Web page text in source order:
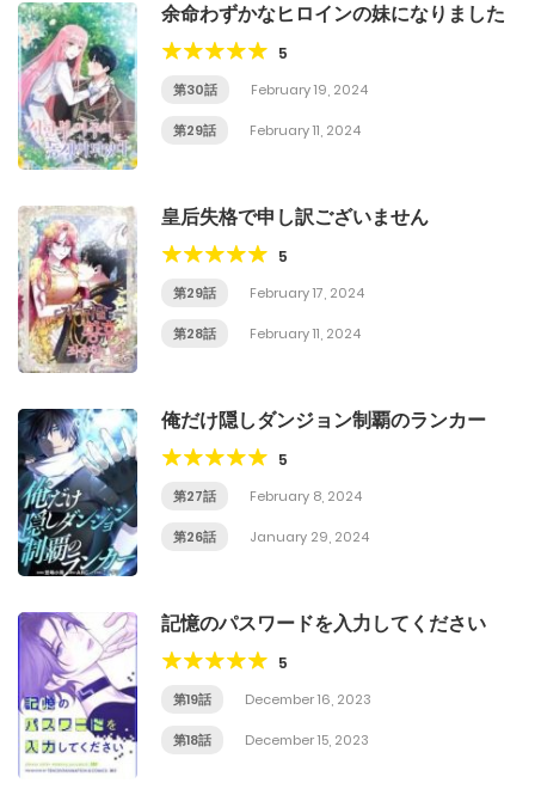
余命わずかなヒロインの妹になりました
5
第30話 February 19, 2024
第29話 February 11, 2024
皇后失格で申し訳ございません
5
第29話 February 17, 2024
第28話 February 11, 2024
俺だけ隠しダンジョン制覇のランカー
5
第27話 February 8, 2024
第26話 January 29, 2024
記憶のパスワードを入力してください
5
第19話 December 16, 2023
第18話 December 15, 2023